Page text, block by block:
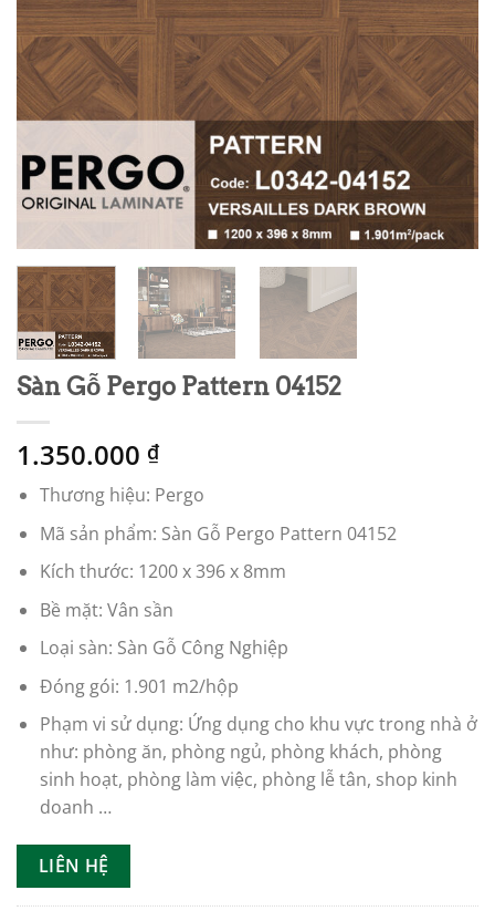
Sàn Gỗ Pergo Pattern 04152
1.350.000 ₫
Thương hiệu: Pergo
Mã sản phẩm: Sàn Gỗ Pergo Pattern 04152
Kích thước: 1200 x 396 x 8mm
Bề mặt: Vân sần
Loại sàn: Sàn Gỗ Công Nghiệp
Đóng gói: 1.901 m2/hộp
Phạm vi sử dụng: Ứng dụng cho khu vực trong nhà ở
như: phòng ăn, phòng ngủ, phòng khách, phòng
sinh hoạt, phòng làm việc, phòng lễ tân, shop kinh
doanh …
LIÊN HỆ